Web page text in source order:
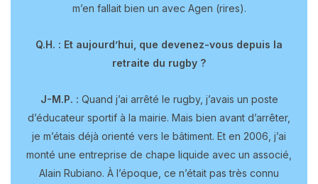
m’en fallait bien un avec Agen (rires).
Q.H. : Et aujourd’hui, que devenez-vous depuis la
retraite du rugby ?
J-M.P. : Quand j’ai arrêté le rugby, j’avais un poste
d’éducateur sportif à la mairie. Mais bien avant d’arrêter,
je m’étais déjà orienté vers le bâtiment. Et en 2006, j’ai
monté une entreprise de chape liquide avec un associé,
Alain Rubiano. À l’époque, ce n’était pas très connu